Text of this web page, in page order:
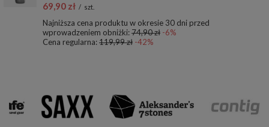
69,90 zł / szt.
Najniższa cena produktu w okresie 30 dni przed
wprowadzeniem obniżki:74,90 zł -6%
Cena regularna:119,99 zł -42%